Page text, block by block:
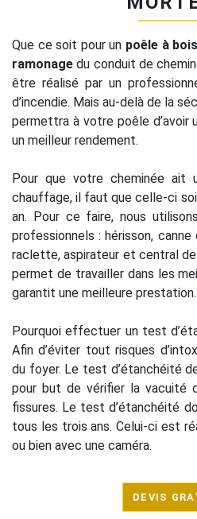
Que ce soit pour un poêle à bois
ramonage du conduit de
être réalisé par un
d’incendie. Mais au-delà de la
permettra à votre poêle d’avoir
un meilleur rendement.
Pour que votre cheminée ait
chauffage, il faut que celle-ci
an. Pour ce faire, nous
professionnels : hérisson,
raclette, aspirateur et central
permet de travailler dans les
garantit une meilleure prestation.
Pourquoi effectuer un test
Afin d’éviter tout risques
du foyer. Le test d’étanchéité
pour but de vérifier la vacuité
fissures. Le test d’étanchéité
tous les trois ans. Celui-ci est
ou bien avec une caméra.
DEVIS